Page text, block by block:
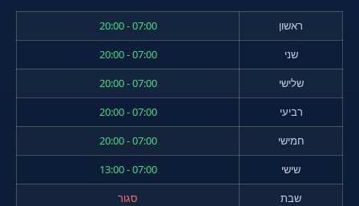
ראשון
07:00 - 20:00
שני
07:00 - 20:00
שלישי
07:00 - 20:00
רביעי
07:00 - 20:00
חמישי
07:00 - 20:00
שישי
07:00 - 13:00
שבת
סגור